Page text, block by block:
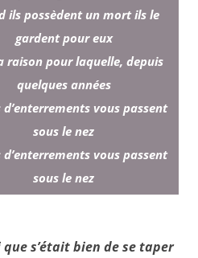
ils possèdent un mort ils le
gardent pour eux
raison pour laquelle, depuis
quelques années
d’enterrements vous passent
sous le nez
d’enterrements vous passent
sous le nez
que s’était bien de se taper